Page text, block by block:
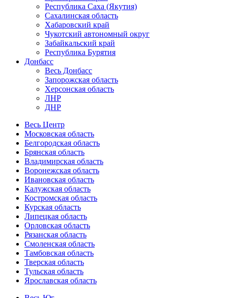
Республика Саха (Якутия)
Сахалинская область
Хабаровский край
Чукотский автономный округ
Забайкальский край
Республика Бурятия
Донбасс
Весь Донбасс
Запорожская область
Херсонская область
ЛНР
ДНР
Весь Центр
Московская область
Белгородская область
Брянская область
Владимирская область
Воронежская область
Ивановская область
Калужская область
Костромская область
Курская область
Липецкая область
Орловская область
Рязанская область
Смоленская область
Тамбовская область
Тверская область
Тульская область
Ярославская область